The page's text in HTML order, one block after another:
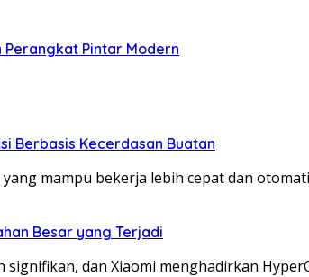
Perangkat Pintar Modern
Berbasis Kecerdasan Buatan
mampu bekerja lebih cepat dan
Besar yang Terjadi
dan Xiaomi menghadirkan